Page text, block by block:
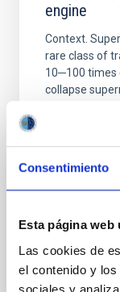
Consentimiento
Esta página web
Las cookies de
el contenido y
sociales y
engine
Context.
rare class of
10─100 times
collapse
with
Acero, F.